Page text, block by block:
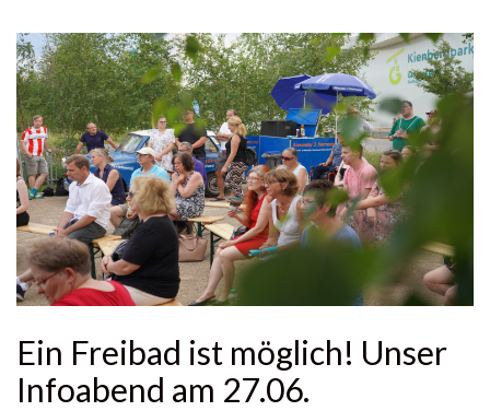
Ein Freibad ist möglich! Unser
Infoabend am 27.06.